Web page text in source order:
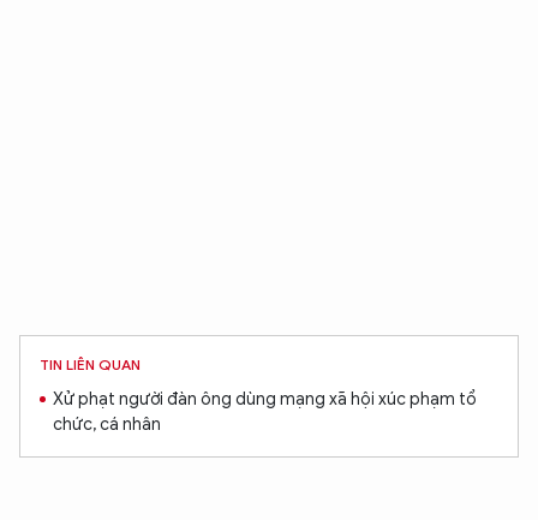
TIN LIÊN QUAN
Xử phạt người đàn ông dùng mạng xã hội xúc phạm tổ
chức, cá nhân